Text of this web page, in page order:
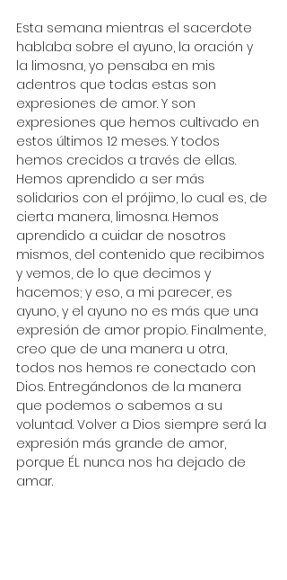
Esta semana mientras el sacerdote
hablaba sobre el ayuno, la oración y
la limosna, yo pensaba en mis
adentros que todas estas son
expresiones de amor. Y son
expresiones que hemos cultivado en
estos últimos 12 meses. Y todos
hemos crecidos a través de ellas.
Hemos aprendido a ser más
solidarios con el prójimo, lo cual es, de
cierta manera, limosna. Hemos
aprendido a cuidar de nosotros
mismos, del contenido que recibimos
y vemos, de lo que decimos y
hacemos; y eso, a mi parecer, es
ayuno, y el ayuno no es más que una
expresión de amor propio. Finalmente,
creo que de una manera u otra,
todos nos hemos re conectado con
Dios. Entregándonos de la manera
que podemos o sabemos a su
voluntad. Volver a Dios siempre será la
expresión más grande de amor,
porque ÉL nunca nos ha dejado de
amar.